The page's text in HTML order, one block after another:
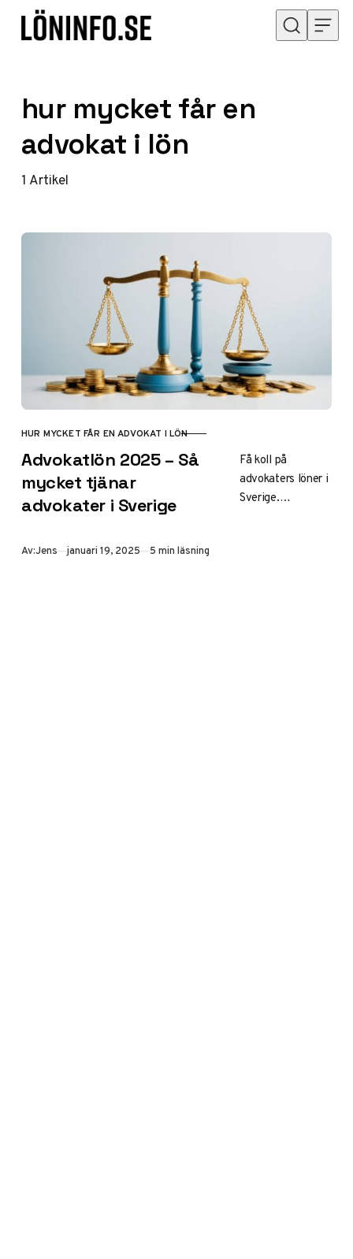
Hoppa till innehåll
hur mycket får en
advokat i lön
1 Artikel
KATEGORI
HUR MYCKET FÅR EN ADVOKAT I LÖN
Advokatlön 2025 – Så
mycket tjänar
advokater i Sverige
Få koll på
advokaters löner i
Sverige.
Av:Jens Publicerad
januari 19, 2025 5 min läsning